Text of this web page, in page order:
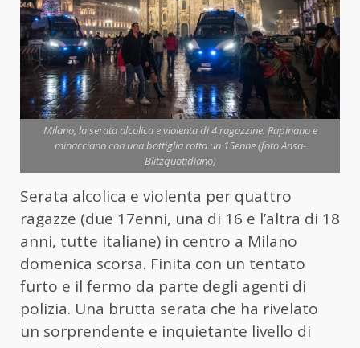
Milano, la serata alcolica e violenta di 4 ragazzine. Rapinano e
minacciano con una bottiglia rotta un 15enne (foto Ansa-
Blitzquotidiano)
Serata alcolica e violenta per quattro
ragazze (due 17enni, una di 16 e l’altra di 18
anni, tutte italiane) in centro a Milano
domenica scorsa. Finita con un tentato
furto e il fermo da parte degli agenti di
polizia. Una brutta serata che ha rivelato
un sorprendente e inquietante livello di